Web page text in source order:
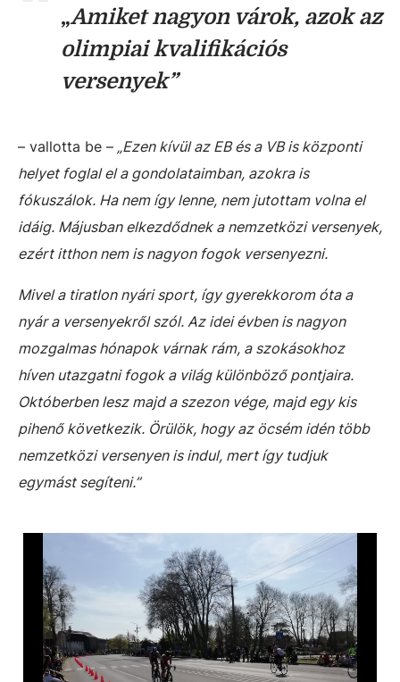
„Amiket nagyon várok, azok az
olimpiai kvalifikációs
versenyek”
– vallotta be – „Ezen kívül az EB és a VB is központi
helyet foglal el a gondolataimban, azokra is
fókuszálok. Ha nem így lenne, nem jutottam volna el
idáig. Májusban elkezdődnek a nemzetközi versenyek,
ezért itthon nem is nagyon fogok versenyezni.
Mivel a tiratlon nyári sport, így gyerekkorom óta a
nyár a versenyekről szól. Az idei évben is nagyon
mozgalmas hónapok várnak rám, a szokásokhoz
híven utazgatni fogok a világ különböző pontjaira.
Októberben lesz majd a szezon vége, majd egy kis
pihenő következik. Örülök, hogy az öcsém idén több
nemzetközi versenyen is indul, mert így tudjuk
egymást segíteni.”